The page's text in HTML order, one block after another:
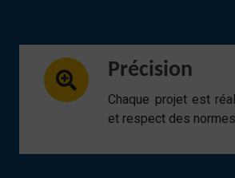
Précision
Chaque projet est
et respect des normes.